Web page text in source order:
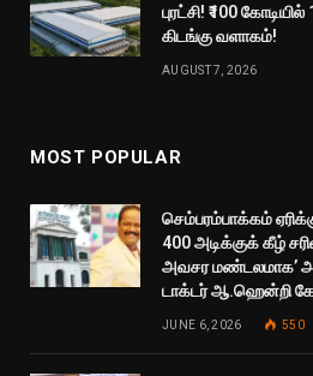
புரட்சி! ₹100
கிடங்கு வளாகம்!
AUGUST 7, 2026
MOST POPULAR
செம்பரம்பாக்கம்
400 அடிக்குக் கீழ்
அவசர மண்டலமாக’
டாக்டர் ஆ.ஹென்றி
JUNE 6, 2026 550